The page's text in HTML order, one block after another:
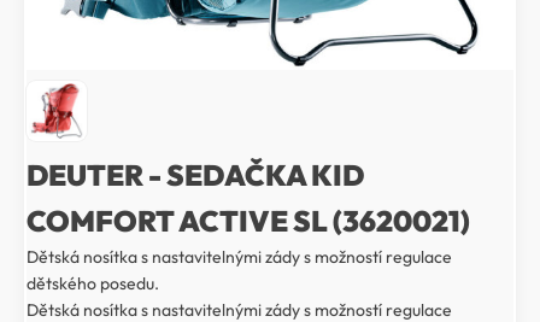
DEUTER - SEDAČKA KID
COMFORT ACTIVE SL (3620021)
Dětská nosítka s nastavitelnými zády s možností regulace
dětského posedu.
Dětská nosítka s nastavitelnými zády s možností regulace